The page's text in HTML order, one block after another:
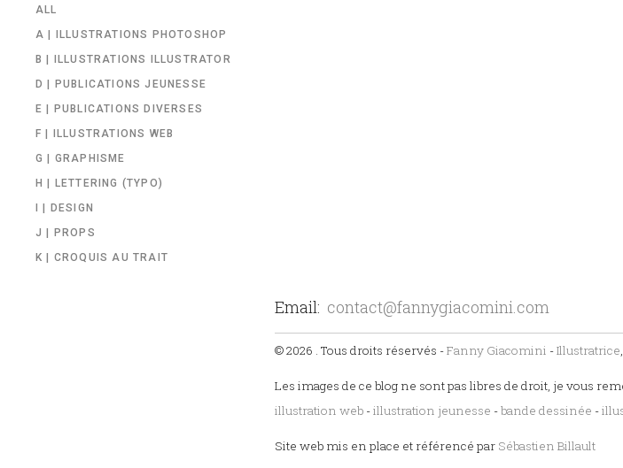
ALL
A | ILLUSTRATIONS PHOTOSHOP
B | ILLUSTRATIONS ILLUSTRATOR
D | PUBLICATIONS JEUNESSE
E | PUBLICATIONS DIVERSES
F | ILLUSTRATIONS WEB
G | GRAPHISME
H | LETTERING (TYPO)
I | DESIGN
J | PROPS
K | CROQUIS AU TRAIT
Email: contact@fannygiacomini.com
© 2026 . Tous droits réservés -Fanny Giacomini -Illustratrice,
Les images de ce blog ne sont pas libres de droit, je vous
illustration web -illustration jeunesse -bande dessinée -
Site web mis en place et référencé par Sébastien Billault